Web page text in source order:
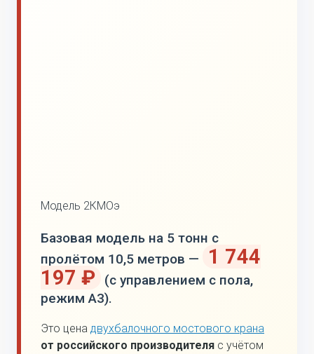
Модель 2КМОэ
Базовая модель на 5 тонн с
пролётом 10,5 метров —
1 744
197 ₽
(с управлением с пола,
режим А3).
Это цена двухбалочного мостового крана
от российского производителя с учётом